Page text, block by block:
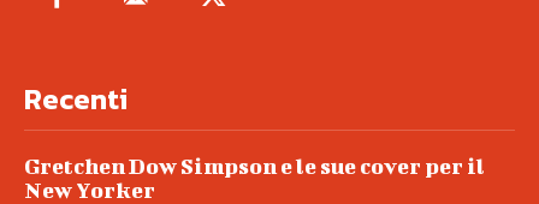
Recenti
Gretchen Dow Simpson e le sue cover per il
New Yorker